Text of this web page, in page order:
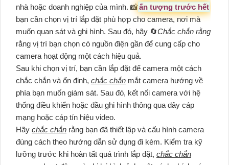
nhà hoặc doanh nghiệp của mình. 📸ấn tượng trước hết
bạn cần chọn vị trí lắp đặt phù hợp cho camera, nơi mà
muốn quan sát và ghi hình. Sau đó, hãy 🔄Chắc chắn rằng
rằng vị trí bạn chọn có nguồn điện gần để cung cấp cho
camera hoạt động một cách hiệu quả.
Sau khi chọn vị trí, bạn cần lắp đặt đế camera một cách
chắc chắn và ổn định, chắc chắn mắt camera hướng về
phía bạn muốn giám sát. Sau đó, kết nối camera với hệ
thống điều khiển hoặc đầu ghi hình thông qua dây cáp
mạng hoặc cáp tín hiệu video.
Hãy chắc chắn rằng bạn đã thiết lập và cấu hình camera
đúng cách theo hướng dẫn sử dụng đi kèm. Kiểm tra kỹ
lưỡng trước khi hoàn tất quá trình lắp đặt, chắc chắn